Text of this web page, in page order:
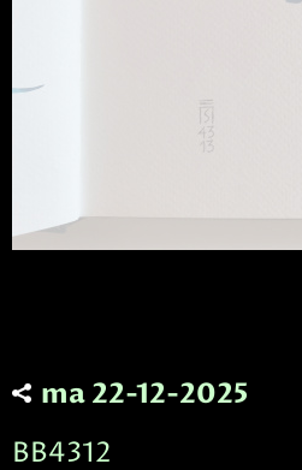
ma 22-12-2025
BB4312